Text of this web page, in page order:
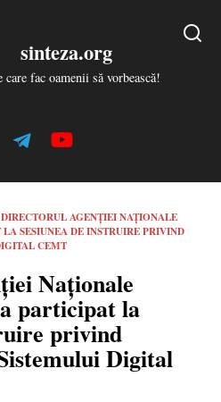
sinteza.org
fac oamenii să vorbească!
DIRECTORUL AGENȚIEI NAȚIONALE
SESIUNEA DE INSTRUIRE PRIVIND
CEMT
Naționale
participat la
privind
Digital